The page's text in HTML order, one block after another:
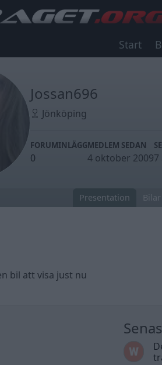
Start
Jossan696
Jönköping
FORUMINLÄGG
0
MEDLEM SEDAN
4 oktober 20097
Presentation Bilar
bil att visa just nu